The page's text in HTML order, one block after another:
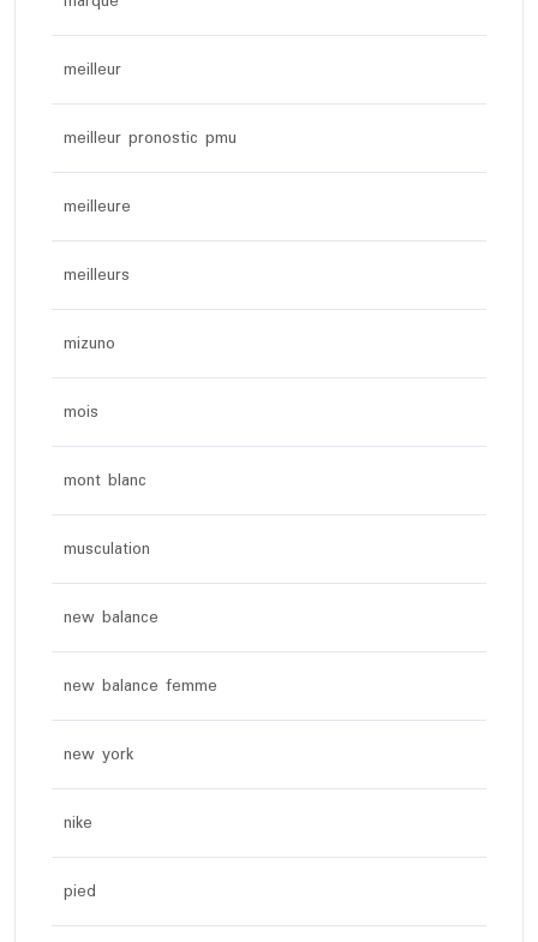
meilleur
meilleur pronostic pmu
meilleure
meilleurs
mizuno
mois
mont blanc
musculation
new balance
new balance femme
new york
nike
pied